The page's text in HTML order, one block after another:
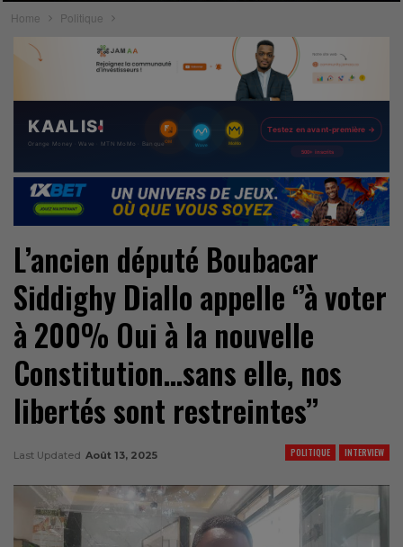
Home Politique
L’ancien député Boubacar
Siddighy Diallo appelle ‘’à voter
à 200% Oui à la nouvelle
Constitution…sans elle, nos
libertés sont restreintes’’
POLITIQUE INTERVIEW
Last Updated Août 13, 2025